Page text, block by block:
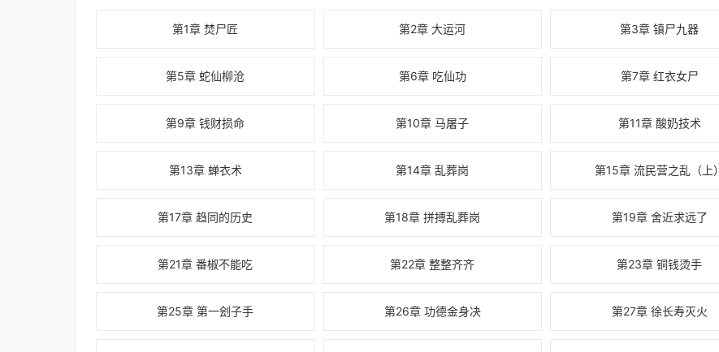
第1章 焚尸匠 第2章 大运河 第3章 镇尸九器
第5章 蛇仙柳沧 第6章 吃仙功 第7章 红衣女尸
第9章 钱财损命 第10章 马屠子 第11章 酸奶技术
第13章 蝉衣术 第14章 乱葬岗 第15章 流民营之乱（上）
第17章 趋同的历史 第18章 拼搏乱葬岗 第19章 舍近求远了
第21章 番椒不能吃 第22章 整整齐齐 第23章 铜钱烫手
第25章 第一刽子手 第26章 功德金身决 第27章 徐长寿灭火